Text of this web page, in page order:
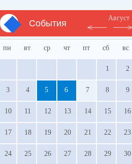
События
Август
пн вт ср чт пт сб вс
1 2
3 4 5 6 7 8 9
10 11 12 13 14 15 16
17 18 19 20 21 22 23
24 25 26 27 28 29 30